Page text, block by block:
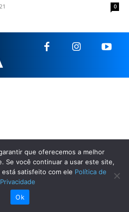
0
que oferecemos a melhor
Se você continuar a usar este site,
satisfeito com ele Política de
Privacidade
Ok